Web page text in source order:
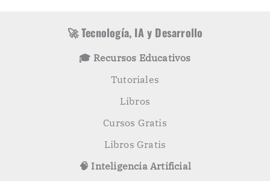
🚀 Tecnología, IA y Desarrollo
🎓 Recursos Educativos
Tutoriales
Libros
Cursos Gratis
Libros Gratis
🧠 Inteligencia Artificial